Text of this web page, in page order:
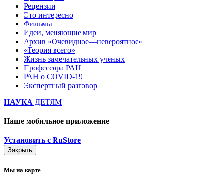
Рецензии
Это интересно
Фильмы
Идеи, меняющие мир
Архив «Очевидное—невероятное»
«Теория всего»
Жизнь замечательных ученых
Профессора РАН
РАН о COVID-19
Экспертный разговор
НАУКА ДЕТЯМ
Наше мобильное приложение
Установить с RuStore
Закрыть
Мы на карте